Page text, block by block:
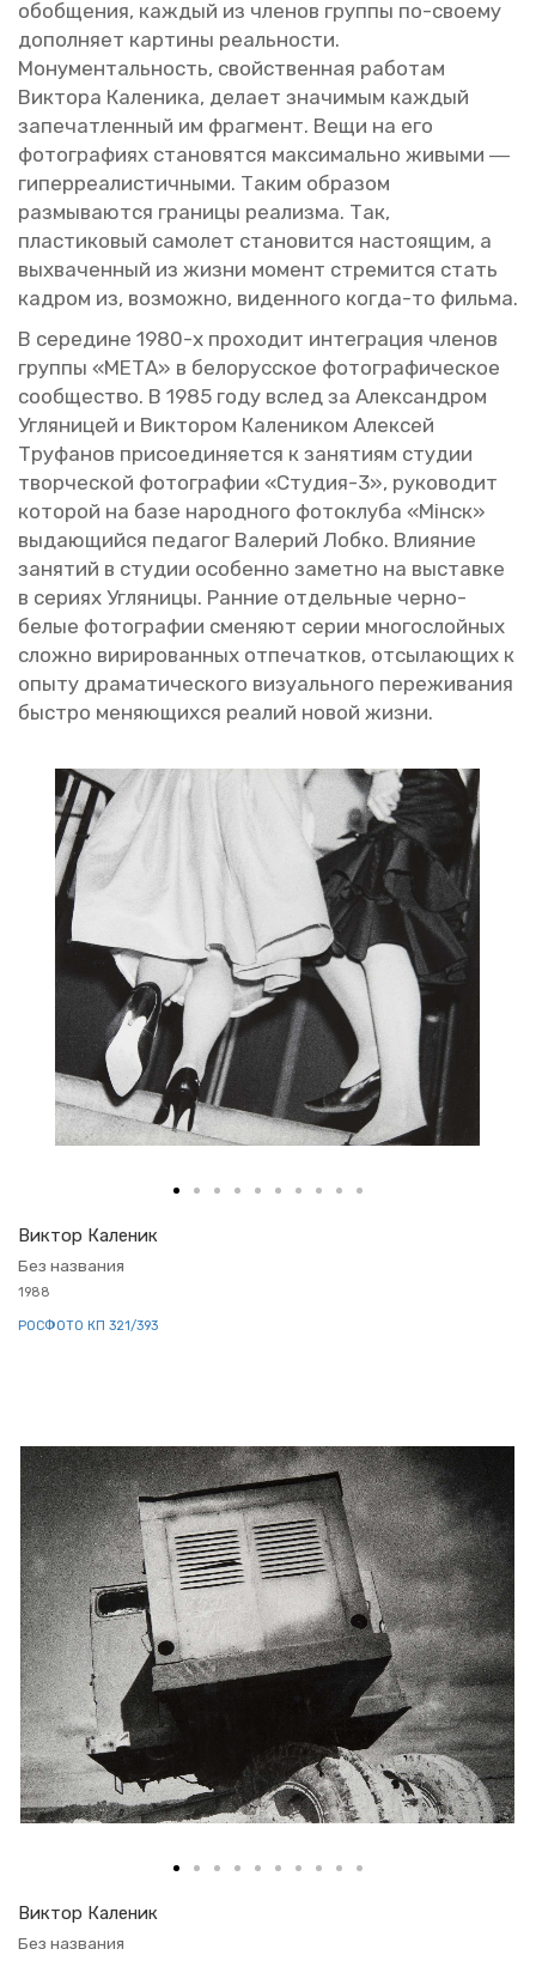
обоб­ще­ния, каж­дый из чле­нов груп­пы по-сво­е­му
до­пол­ня­ет кар­ти­ны ре­аль­но­сти.
Мо­ну­мен­таль­ность, свой­ствен­ная ра­бо­там
Вик­то­ра Ка­ле­ни­ка, де­ла­ет зна­чи­мым каж­дый
за­пе­чат­лен­ный им фраг­мент. Вещи на его
фо­то­гра­фи­ях ста­но­вят­ся мак­си­маль­но жи­вы­ми ―
ги­пер­ре­а­ли­стич­ны­ми. Таким об­ра­зом
раз­мы­ва­ют­ся гра­ни­цы ре­а­лиз­ма. Так,
пла­сти­ко­вый са­мо­лет ста­но­вит­ся на­сто­я­щим, а
вы­хва­чен­ный из жизни мо­мент стре­мит­ся стать
кад­ром из, воз­мож­но, ви­ден­но­го когда-то филь­ма.
В се­ре­дине 1980-х про­хо­дит ин­те­гра­ция чле­нов
груп­пы «МЕТА» в бе­ло­рус­ское фо­то­гра­фи­че­ское
со­об­ще­ство. В 1985 году вслед за Алек­сан­дром
Уг­ля­ни­цей и Вик­то­ром Ка­ле­ни­ком Алек­сей
Тру­фа­нов при­со­еди­ня­ет­ся к за­ня­ти­ям сту­дии
твор­че­ской фо­то­гра­фии «Сту­дия-3», ру­ко­во­дит
ко­то­рой на базе на­род­но­го фо­то­клу­ба «Мiнск»
вы­да­ю­щий­ся пе­да­гог Ва­ле­рий Лобко. Вли­я­ние
за­ня­тий в сту­дии осо­бен­но за­мет­но на вы­став­ке
в се­ри­ях Уг­ля­ни­цы. Ран­ние от­дель­ные черно-
белые фо­то­гра­фии сме­ня­ют серии мно­го­слой­ных
слож­но ви­ри­ро­ван­ных от­пе­чат­ков, от­сы­ла­ю­щих к
опыту дра­ма­ти­че­ско­го ви­зу­аль­но­го пе­ре­жи­ва­ния
быст­ро ме­ня­ю­щих­ся ре­а­лий новой жизни.
Вик­тор Ка­ле­ник
Без на­зва­ния
1988
РОС­ФО­ТО КП 321/393
Вик­тор Ка­ле­ник
Без на­зва­ния